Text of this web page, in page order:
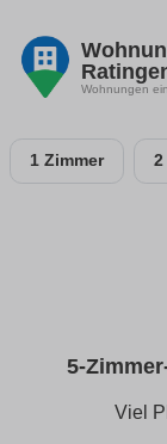
Wohnungen
1 Zimmer 2
5-
Viel